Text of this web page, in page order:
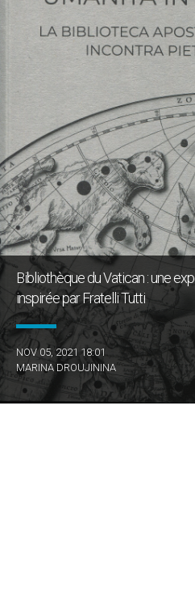
Bibliothèque du Vatican : une
inspirée par Fratelli Tutti
NOV 05, 2021 18:01
MARINA DROUJININA